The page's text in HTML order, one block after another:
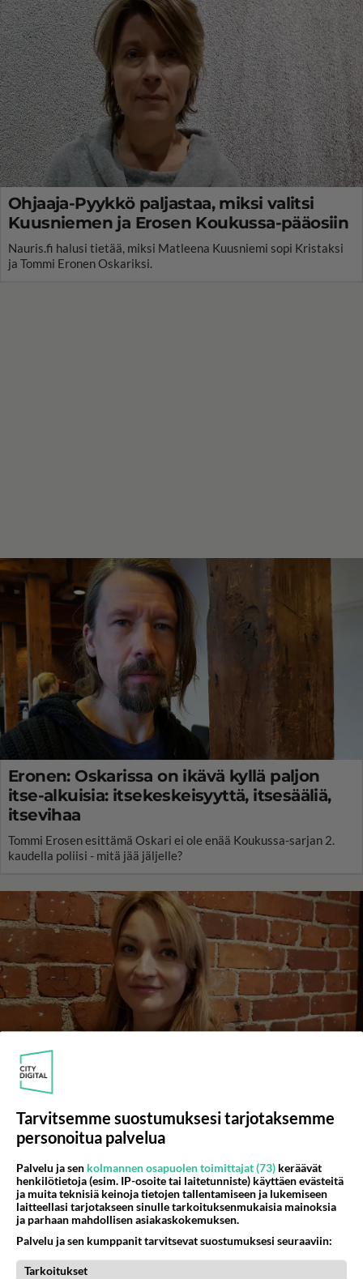
Ohjaaja-Pyykkö paljastaa, miksi valitsi
Kuusniemen ja Erosen Koukussa-pääosiin
Nauris.fi halusi tietää, miksi Matleena Kuusniemi sopi Kristaksi
ja Tommi Eronen Oskariksi.
Eronen: Oskarissa on ikävä kyllä paljon
itse-alkuisia: itsekeskeisyyttä, itsesääliä,
itsevihaa
Tommi Erosen esittämä Oskari ei ole enää Koukussa-sarjan 2.
kaudella poliisi - mitä jää jäljelle?
Matleena Kuusniemen yllättävä mielipide
roolihahmostaan Kristasta
Krista päässyt jaloilleen?
Tarvitsemme suostumuksesi tarjotaksemme
personoitua palvelua
Palvelu ja sen kolmannen osapuolen toimittajat (73) keräävät
henkilötietoja (esim. IP-osoite tai laitetunniste) käyttäen evästeitä
ja muita teknisiä keinoja tietojen tallentamiseen ja lukemiseen
laitteellasi tarjotakseen sinulle tarkoituksenmukaisia mainoksia
ja parhaan mahdollisen asiakaskokemuksen.
Palvelu ja sen kumppanit tarvitsevat suostumuksesi seuraaviin:
Tarkoitukset